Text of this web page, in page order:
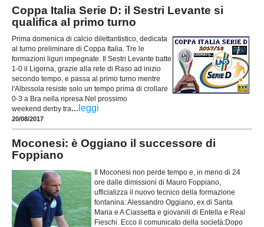
Coppa Italia Serie D: il Sestri Levante si
qualifica al primo turno
Prima domenica di calcio dilettantistico, dedicata
al turno preliminare di Coppa Italia. Tre le
formazioni liguri impegnate. Il Sestri Levante batte
1-0 il Ligorna, grazie alla rete di Raso ad inizio
secondo tempo, e passa al primo turno mentre
l'Albissola resiste solo un tempo prima di crollare
0-3 a Bra nella ripresa.Nel prossimo
weekend derby tra... leggi
20/08/2017
Moconesi: è Oggiano il successore di
Foppiano
Il Moconesi non perde tempo e, in meno di 24
ore dalle dimissioni di Mauro Foppiano,
ufficializza il nuovo tecnico della formazione
fontanina: Alessandro Oggiano, ex di Santa
Maria e A Ciassetta e giovanili di Entella e Real
Fieschi. Ecco il comunicato della società:Dopo